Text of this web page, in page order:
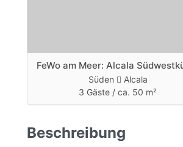
FeWo am Meer: Alcala
Süden
Alcala
3 Gäste /ca. 50 m²
Beschreibung